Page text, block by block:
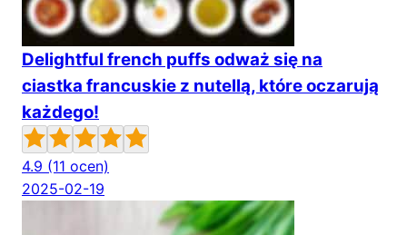
Delightful french puffs odważ się na
ciastka francuskie z nutellą, które oczarują
każdego!
4.9 (11 ocen)
2025-02-19